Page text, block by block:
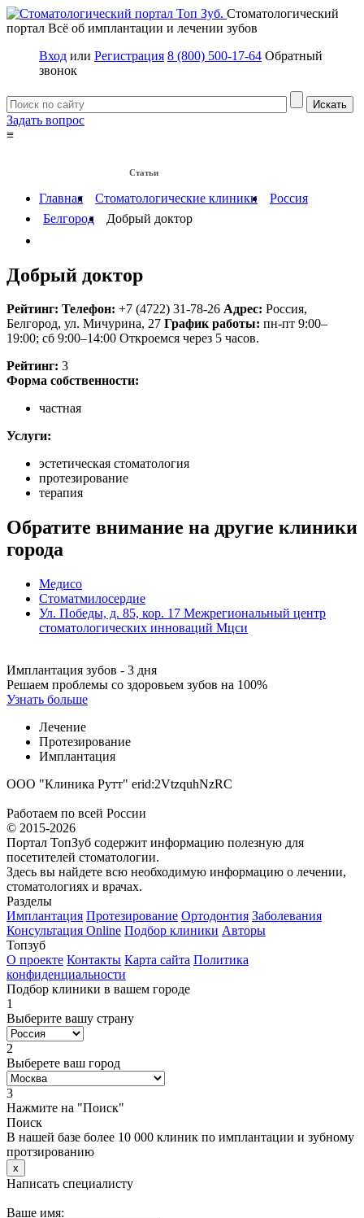
Стоматологический
портал Всё об имплантации и лечении зубов
Вход или Регистрация 8 (800) 500-17-64 Обратный
звонок
Задать вопрос
≡
Статьи
Главная Стоматологические клиники
Россия
Белгород
Добрый доктор
Добрый доктор
Рейтинг: Телефон: +7 (4722) 31-78-26 Адрес: Россия,
Белгород, ул. Мичурина, 27 График работы: пн-пт 9:00–
19:00; сб 9:00–14:00 Откроемся через 5 часов.
Рейтинг: 3
Форма собственности:
частная
Услуги:
эстетическая стоматология
протезирование
терапия
Обратите внимание на другие клиники
города
Медисо
Стоматмилосердие
Ул. Победы, д. 85, кор. 17 Межрегиональный центр
стоматологических инноваций Мцси
Имплантация зубов - 3 дня
Решаем проблемы со здоровьем зубов на 100%
Узнать больше
Лечение
Протезирование
Имплантация
ООО "Клиника Рутт" erid:2VtzquhNzRC
Работаем по всей России
© 2015-2026
Портал ТопЗуб содержит информацию полезную для
посетителей стоматологии.
Здесь вы найдете всю необходимую информацию о лечении,
стоматологиях и врачах.
Разделы
Имплантация Протезирование Ортодонтия Заболевания
Консультация Online Подбор клиники Авторы
Топзуб
О проекте Контакты Карта сайта Политика
конфиденциальности
Подбор клиники в вашем городе
1
Выберите вашу страну
2
Выберете ваш город
3
Нажмите на "Поиск"
Поиск
В нашей базе более 10 000 клиник по имплантации и зубному
протзированию
x
Написать специалисту
Ваше имя: